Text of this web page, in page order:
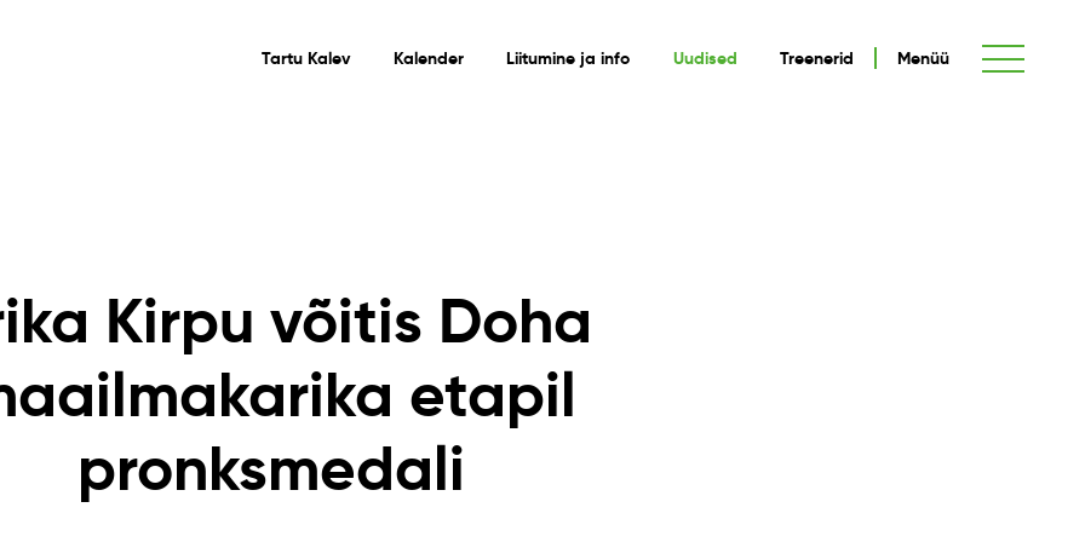
Tartu Kalev Kalender Liitumine ja info Uudised Treenerid Menüü
Kirpu võitis Doha
etapil
pronksmedali